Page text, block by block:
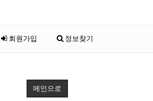
회원가입 정보찾기
메인으로